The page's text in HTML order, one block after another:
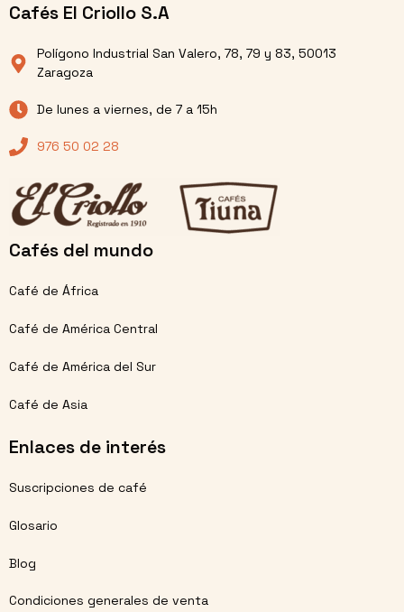
Cafés El Criollo S.A
Polígono Industrial San Valero, 78, 79 y 83, 50013
Zaragoza
De lunes a viernes, de 7 a 15h
976 50 02 28
Cafés del mundo
Café de África
Café de América Central
Café de América del Sur
Café de Asia
Enlaces de interés
Suscripciones de café
Glosario
Blog
Condiciones generales de venta